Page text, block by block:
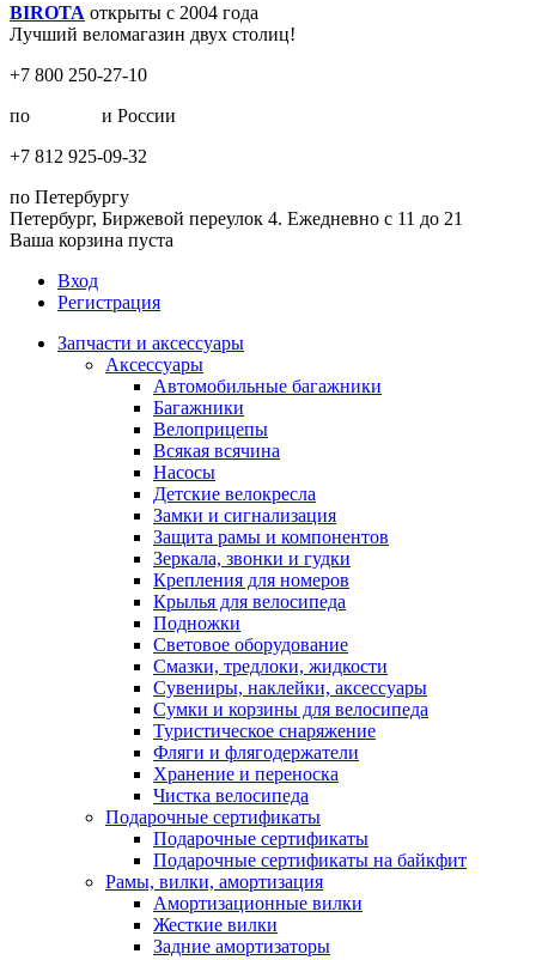
BIROTA открыты с 2004 года
Лучший веломагазин двух столиц!
+7 800 250-27-10
по
и России
+7 812 925-09-32
по Петербургу
Петербург, Биржевой переулок 4. Ежедневно с 11 до 21
Ваша корзина пуста
Вход
Регистрация
Запчасти и аксессуары
Аксессуары
Автомобильные багажники
Багажники
Велоприцепы
Всякая всячина
Насосы
Детские велокресла
Замки и сигнализация
Защита рамы и компонентов
Зеркала, звонки и гудки
Крепления для номеров
Крылья для велосипеда
Подножки
Световое оборудование
Смазки, тредлоки, жидкости
Сувениры, наклейки, аксессуары
Сумки и корзины для велосипеда
Туристическое снаряжение
Фляги и флягодержатели
Хранение и переноска
Чистка велосипеда
Подарочные сертификаты
Подарочные сертификаты
Подарочные сертификаты на байкфит
Рамы, вилки, амортизация
Амортизационные вилки
Жесткие вилки
Задние амортизаторы